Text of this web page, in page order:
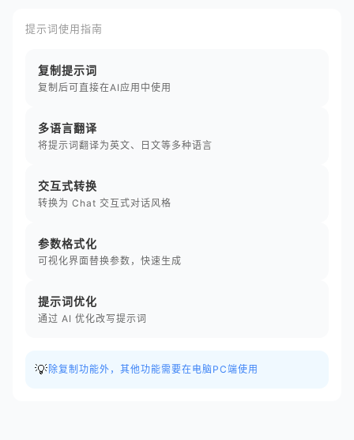
提示词使用指南
复制提示词
复制后可直接在AI应用中使用
多语言翻译
将提示词翻译为英文、日文等多种语言
交互式转换
转换为 Chat 交互式对话风格
参数格式化
可视化界面替换参数，快速生成
提示词优化
通过 AI 优化改写提示词
💡 除复制功能外，其他功能需要在电脑PC端使用